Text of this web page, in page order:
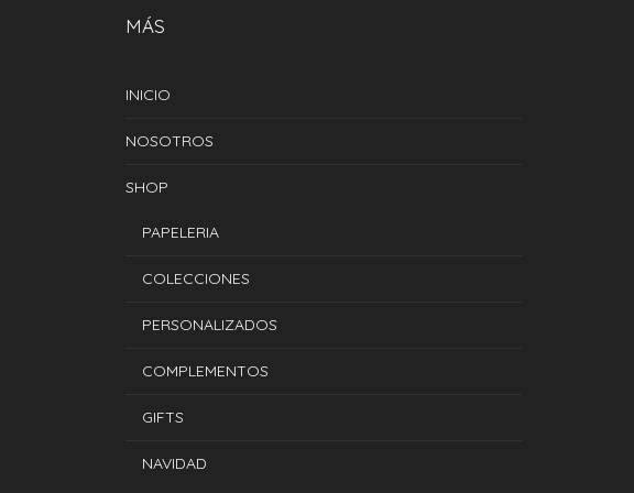
MÁS
INICIO
NOSOTROS
SHOP
PAPELERIA
COLECCIONES
PERSONALIZADOS
COMPLEMENTOS
GIFTS
NAVIDAD